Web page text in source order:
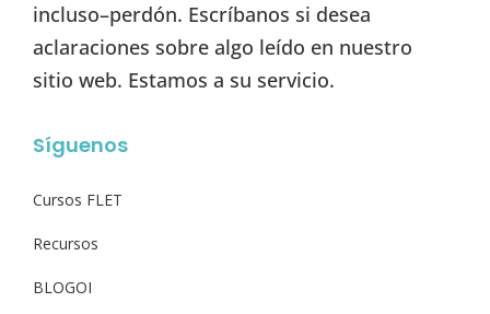
incluso–perdón. Escríbanos si desea
aclaraciones sobre algo leído en nuestro
sitio web. Estamos a su servicio.
Síguenos
Cursos FLET
Recursos
BLOGOI